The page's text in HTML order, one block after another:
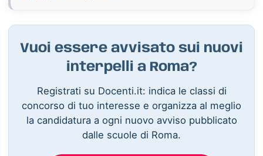
Vuoi essere avvisato sui nuovi
interpelli a Roma?
Registrati su Docenti.it: indica le classi di
concorso di tuo interesse e organizza al meglio
la candidatura a ogni nuovo avviso pubblicato
dalle scuole di Roma.